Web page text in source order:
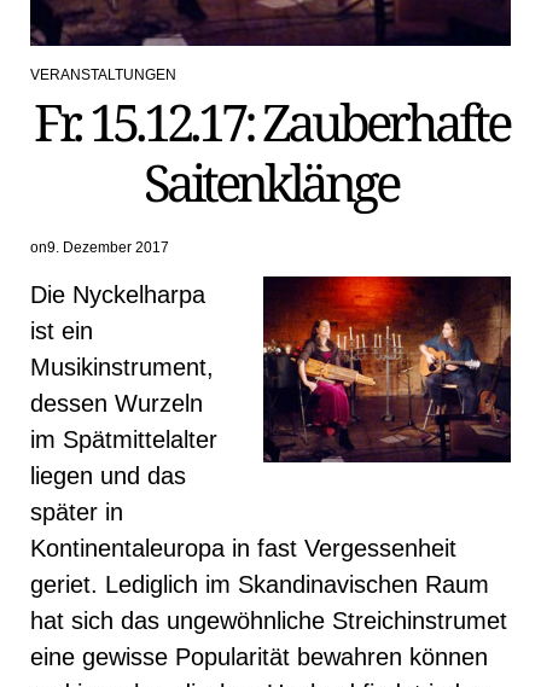
POSTED
IN
VERANSTALTUNGEN
Fr. 15.12.17: Zauberhafte
Saitenklänge
on9. Dezember 2017
Die Nyckelharpa
ist ein
Musikinstrument,
dessen Wurzeln
im Spätmittelalter
liegen und das
später in
Kontinentaleuropa in fast Vergessenheit
geriet. Lediglich im Skandinavischen Raum
hat sich das ungewöhnliche Streichinstrumet
eine gewisse Popularität bewahren können